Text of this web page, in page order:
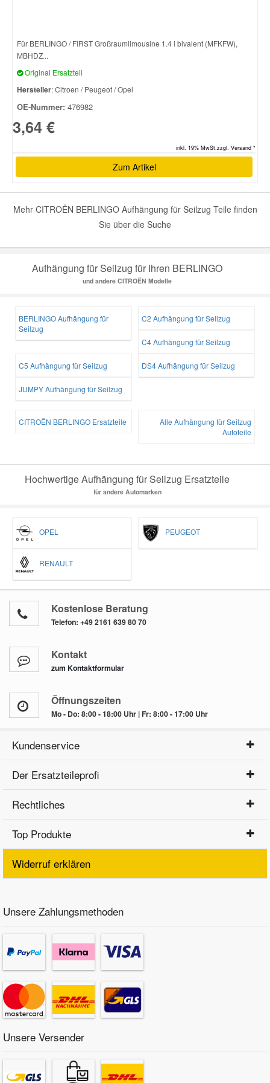
Für BERLINGO / FIRST Großraumlimousine 1.4 i bivalent (MFKFW),
MBHDZ...
Original Ersatzteil
Hersteller: Citroen / Peugeot / Opel
OE-Nummer: 476982
3,64 €
inkl. 19% MwSt.zzgl. Versand *
Zum Artikel
Mehr CITROËN BERLINGO Aufhängung für Seilzug Teile finden
Sie über die Suche
Aufhängung für Seilzug für Ihren BERLINGO
und andere CITROËN Modelle
BERLINGO Aufhängung für
Seilzug
C2 Aufhängung für Seilzug
C4 Aufhängung für Seilzug
C5 Aufhängung für Seilzug DS4 Aufhängung für Seilzug
JUMPY Aufhängung für Seilzug
CITROËN BERLINGO Ersatzteile
Alle Aufhängung für Seilzug
Autoteile
Hochwertige Aufhängung für Seilzug Ersatzteile
für andere Automarken
OPEL PEUGEOT
RENAULT
Kostenlose Beratung
Telefon: +49 2161 639 80 70
Kontakt
zum Kontaktformular
Öffnungszeiten
Mo - Do: 8:00 - 18:00 Uhr | Fr: 8:00 - 17:00 Uhr
Kundenservice
Der Ersatzteileprofi
Rechtliches
Top Produkte
Widerruf erklären
Unsere Zahlungsmethoden
Unsere Versender
Vauxhall Ersatzteile